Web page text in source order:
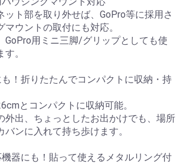
ット部を取り外せば、GoPro等に採用さ
ウントの取付にも対応。
GoPro用ミニ三脚/グリップとしても使
。
！折りたたんでコンパクトに収納・持
とコンパクトに収納可能。
外出、ちょっとしたお出かけでも、場所
バンに入れて持ち歩けます。
器にも！貼って使えるメタルリング付